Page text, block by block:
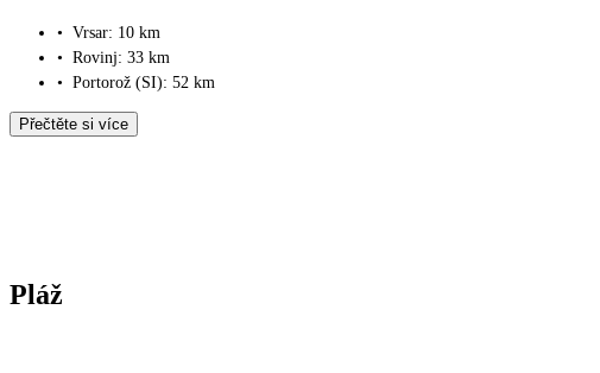
• Vrsar: 10 km
• Rovinj: 33 km
• Portorož (SI): 52 km
Přečtěte si více
Pláž